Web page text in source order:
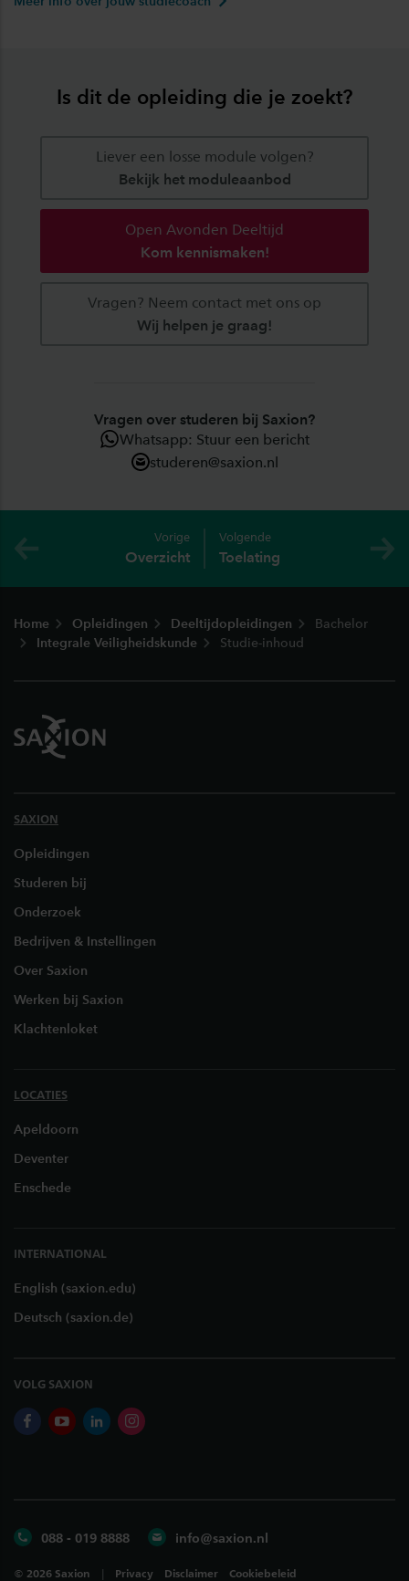
Is dit de opleiding die je zoekt?
Liever een losse module volgen?
Bekijk het moduleaanbod
Open Avonden Deeltijd
Kom kennismaken!
Vragen? Neem contact met ons op
Wij helpen je graag!
Vragen over studeren bij Saxion?
Whatsapp: Stuur een bericht
studeren@saxion.nl
Vorige
Overzicht
Volgende
Toelating
Home Opleidingen Deeltijdopleidingen
Bachelor
Integrale Veiligheidskunde
Studie-inhoud
SAXION
Opleidingen
Studeren bij
Onderzoek
Bedrijven & Instellingen
Over Saxion
Werken bij Saxion
Klachtenloket
LOCATIES
Apeldoorn
Deventer
Enschede
INTERNATIONAL
English (saxion.edu)
Deutsch (saxion.de)
VOLG SAXION
facebookyoutubelinkedininstagram
088 - 019 8888 info@saxion.nl
© 2026 Saxion Privacy Disclaimer Cookiebeleid